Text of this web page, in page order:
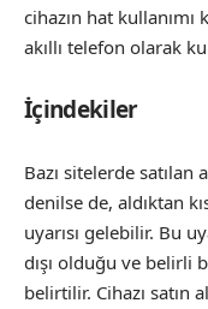
cihazın hat kullanımı
akıllı telefon olarak
İçindekiler
Bazı sitelerde satılan
denilse de, aldıktan
uyarısı gelebilir. Bu
dışı olduğu ve belirli
belirtilir. Cihazı satın